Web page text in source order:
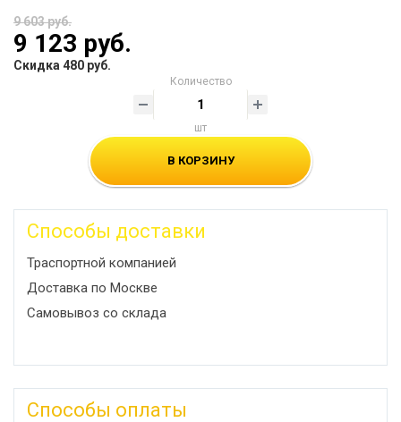
9 603 руб.
9 123 руб.
Скидка 480 руб.
Количество
шт
В КОРЗИНУ
Способы доставки
Траспортной компанией
Доставка по Москве
Самовывоз со склада
Способы оплаты